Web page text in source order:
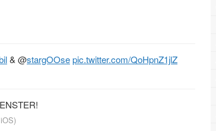
& @stargOOsepic.twitter.com/QoHpnZ1jlZ
)